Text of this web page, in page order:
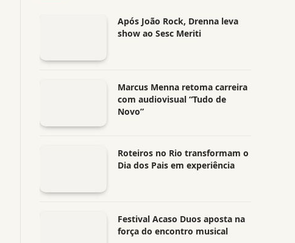
Após João Rock, Drenna leva
show ao Sesc Meriti
Marcus Menna retoma carreira
com audiovisual “Tudo de
Novo”
Roteiros no Rio transformam o
Dia dos Pais em experiência
Festival Acaso Duos aposta na
força do encontro musical